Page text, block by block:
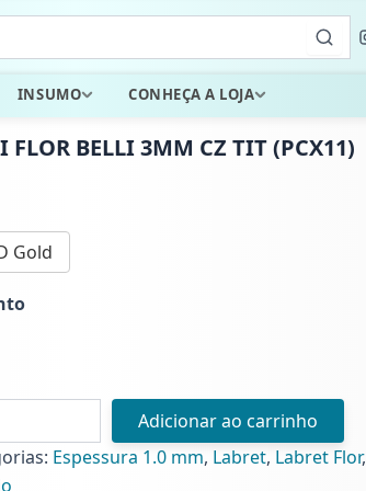
INSUMO CONHEÇA A LOJA
BELLI 3MM CZ TIT (PCX11)
Gold
Adicionar ao carrinho
Espessura 1.0 mm, Labret, Labret Flor,